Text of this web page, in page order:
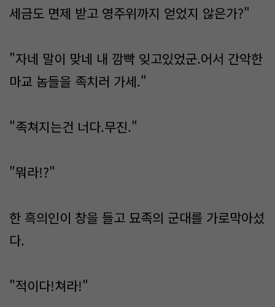
세금도 면제 받고 영주위까지 얻었지 않은가?"
"자네 말이 맞네 내 깜빡 잊고있었군.어서 간악한
마교 놈들을 족치러 가세."
"족쳐지는건 너다.무진."
"뭐라!?"
한 흑의인이 창을 들고 묘족의 군대를 가로막아섰
다.
"적이다!쳐라!"